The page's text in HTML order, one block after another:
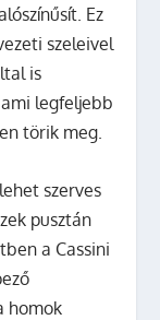
Ez
szeleivel
is
legfeljebb
törik meg.
szerves
pusztán
a Cassini
homok